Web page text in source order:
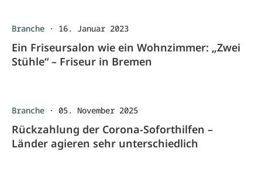
Branche · 16. Januar 2023
Ein Friseursalon wie ein Wohnzimmer: „Zwei
Stühle“ – Friseur in Bremen
Branche · 05. November 2025
Rückzahlung der Corona-Soforthilfen –
Länder agieren sehr unterschiedlich